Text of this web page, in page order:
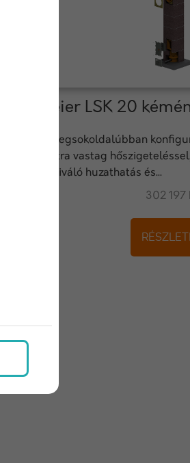
Leier LSK 20
A legsokoldalúbban
extra vastag
a kiváló huzathatás és...
302 197